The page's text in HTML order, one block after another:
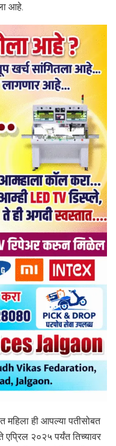
आहे.
महिला ही आपल्या पतीसोबत
२०२५ पर्यंत तिच्यावर